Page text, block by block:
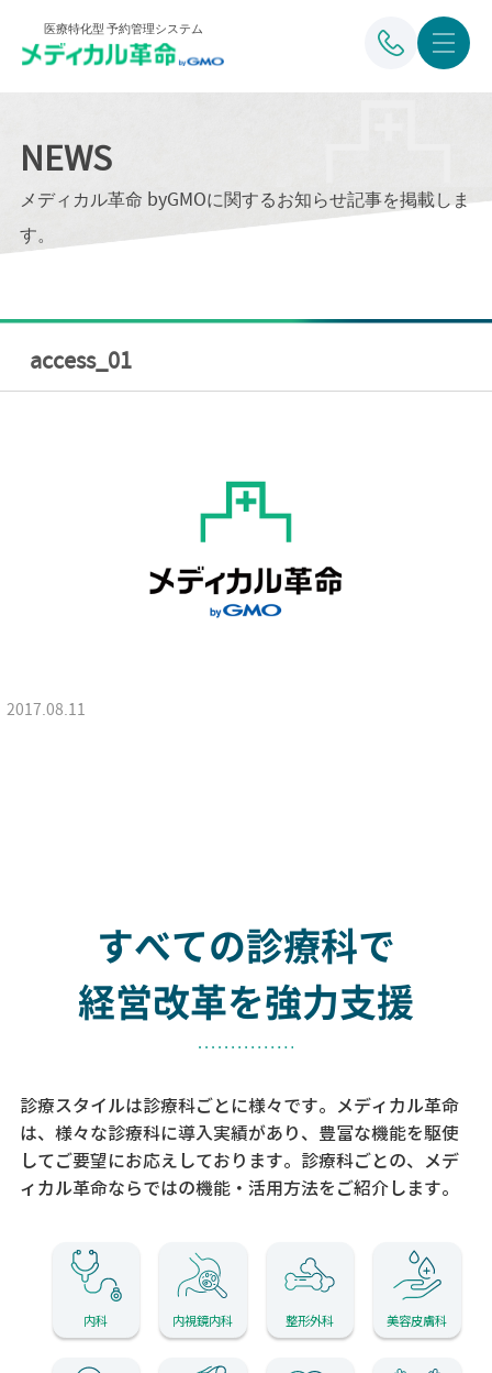
医療特化型 予約管理システム
NEWS
メディカル革命 byGMOに関するお知らせ記事を掲載しま
す。
access_01
2017.08.11
すべての診療科で
経営改革を強力支援
診療スタイルは診療科ごとに様々です。メディカル革命
は、様々な診療科に導入実績があり、 豊富な機能を駆使
してご要望にお応えしております。 診療科ごとの、メデ
ィカル革命ならではの機能・活用方法をご紹介します。
内科 内視鏡内科 整形外科 美容皮膚科